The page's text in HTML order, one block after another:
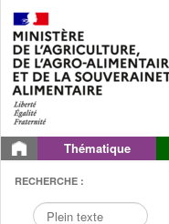
Thématique
RECHERCHE :